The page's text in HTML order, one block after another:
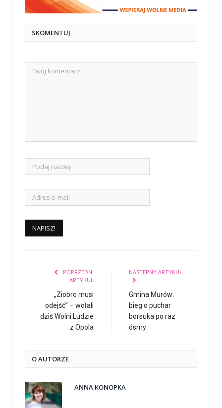
SKOMENTUJ
POPRZEDNI
ARTYKUŁ
„Ziobro musi
odejść” – wołali
dziś Wolni Ludzie
z Opola
NASTĘPNY ARTYKUŁ
Gmina Murów:
bieg o puchar
borsuka po raz
ósmy
O AUTORZE
ANNA KONOPKA